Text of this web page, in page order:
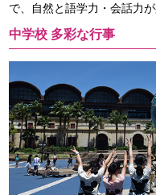
で、自然と語学力・会話力
中学校 多彩な行事